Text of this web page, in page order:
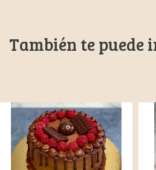
También te puede